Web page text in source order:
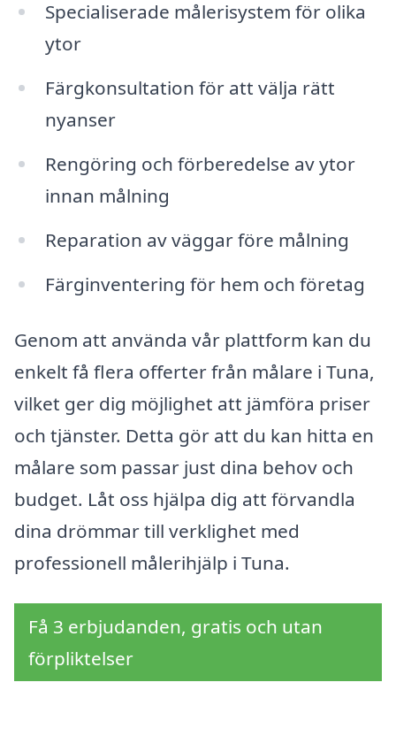
Specialiserade målerisystem för olika
ytor
Färgkonsultation för att välja rätt
nyanser
Rengöring och förberedelse av ytor
innan målning
Reparation av väggar före målning
Färginventering för hem och företag
Genom att använda vår plattform kan du
enkelt få flera offerter från målare i Tuna,
vilket ger dig möjlighet att jämföra priser
och tjänster. Detta gör att du kan hitta en
målare som passar just dina behov och
budget. Låt oss hjälpa dig att förvandla
dina drömmar till verklighet med
professionell målerihjälp i Tuna.
Få 3 erbjudanden, gratis och utan
förpliktelser